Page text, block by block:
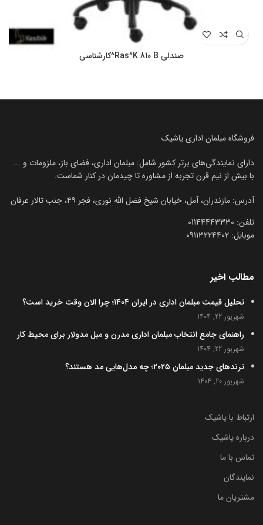
صندلی Ras^K 810 B^کارشناسی
فروشگاه مبلمان اداری یاشیک
دارای نمایندگی‌های برتر کشور شامل: مبلمان اداری، فضای باز، ملزومات و ...
با بیش از نیم قرن تجربه از مشاوره تا چیدمان در کنار شماست.
آدرس: مازندران، آمل، خیابان شیخ فضل الله نوری، فجر ۴۹، جنب تالار عرفان
تلفن:‌ 01144443330
موبایل:‌ ۰۹۱۱۳۲۲۴۴۰۲
مطالب اخیر
تحلیل قیمت مبلمان اداری در ایران ۱۴۰۴؛ چرا الان وقت خرید است؟
شهریور 22, 1404
راهنمای جامع انتخاب مبلمان اداری مدرن و مبل مدولار برای محیط کار
شهریور 22, 1404
ترندهای جدید مبلمان ۲۰۲۵؛ چه مدل‌هایی مد هستند؟
شهریور 20, 1404
ارتباط با یاشیک
درباره یاشیک
تماس با ما
نمایندگان
مشتریان ما